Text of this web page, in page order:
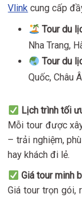
Vlink cung cấp
Tour du
Nha Trang,
Tour du
Quốc, Châu
Lịch trình tối
Mỗi tour được
– trải nghiệm,
hay khách đi lẻ.
Giá tour minh
Giá tour trọn gói,